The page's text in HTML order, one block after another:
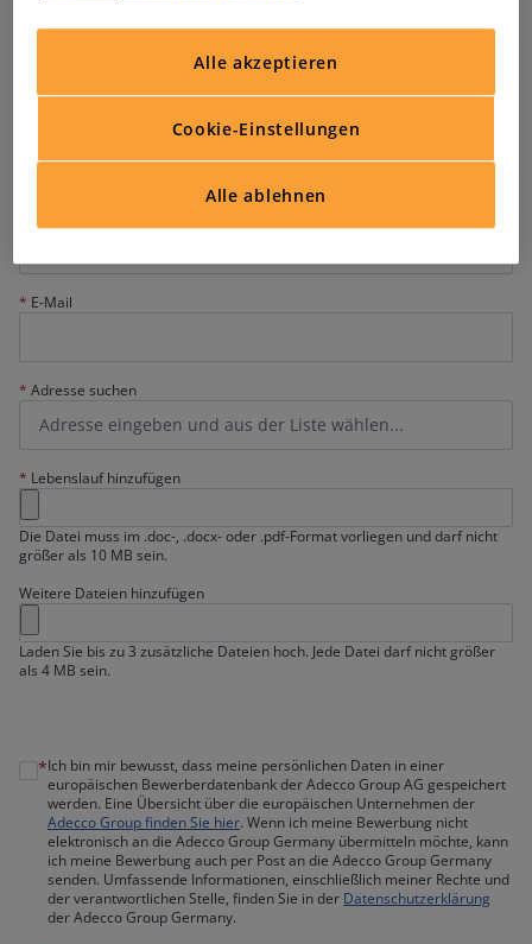
* E-Mail
* Adresse suchen
* Lebenslauf hinzufügen
Die Datei muss im .doc-, .docx- oder .pdf-Format vorliegen und darf nicht
größer als 10 MB sein.
Weitere Dateien hinzufügen
Laden Sie bis zu 3 zusätzliche Dateien hoch. Jede Datei darf nicht größer
als 4 MB sein.
*Ich bin mir bewusst, dass meine persönlichen Daten in einer
europäischen Bewerberdatenbank der Adecco Group AG gespeichert
werden. Eine Übersicht über die europäischen Unternehmen der
Adecco Group finden Sie hier. Wenn ich meine Bewerbung nicht
elektronisch an die Adecco Group Germany übermitteln möchte, kann
ich meine Bewerbung auch per Post an die Adecco Group Germany
senden. Umfassende Informationen, einschließlich meiner Rechte und
der verantwortlichen Stelle, finden Sie in der Datenschutzerklärung
der Adecco Group Germany.
Cookie-Einstellungen
Alle ablehnen
Alle akzeptieren